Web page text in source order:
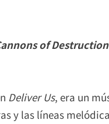
of
Deliver Us, era un
y las líneas